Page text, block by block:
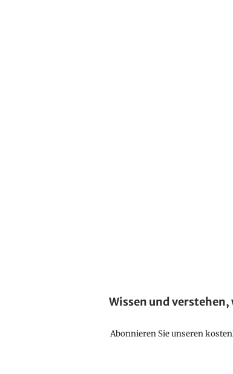
Wissen und
Abonnieren Sie unseren